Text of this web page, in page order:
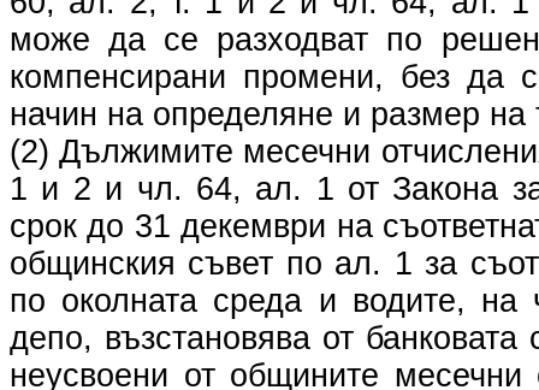
може да се разходват по
компенсирани промени, без да
начин на определяне и размер на
(2) Дължимите месечни
1 и 2 и чл. 64, ал. 1 от Закона
срок до 31 декември на
общинския съвет по ал. 1 за
по околната среда и водите, на
депо, възстановява от
неусвоени от общините